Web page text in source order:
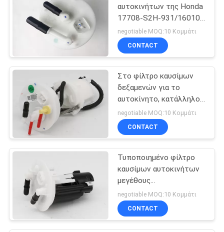
ΖΗΤΉΣΤΕ
ΑΠΌΣΠΑΣΜΑ
SITEMAP
PRIVACY
POLICY
φίλτρο καυσίμων
αυτοκινήτων
123
Αντλία οδήγησης
δύναμης
αυτοκινήτων
29
αυτοκινήτων της Honda
17708-S2H-931/16010-
S2H-930/17040-S2H-
930/17630-S2H-931
negotiable MOQ:10 Κομμάτι
CONTACT
Στο φίλτρο καυσίμων
δεξαμενών για το
αυτοκίνητο, κατάλληλο
φίλτρο καυσίμων 16010-
SAB-000/16010SAB000
Honda
negotiable MOQ:10 Κομμάτι
CONTACT
Τυποποιημένο φίλτρο
καυσίμων αυτοκινήτων
μεγέθους
MR431543/CW652734
για τη Mitsubishi
Soveran N84
negotiable MOQ:10 Κομμάτι
CONTACT